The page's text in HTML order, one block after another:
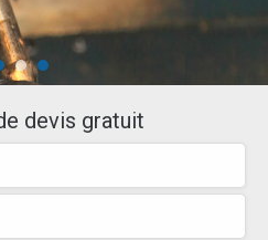
devis gratuit